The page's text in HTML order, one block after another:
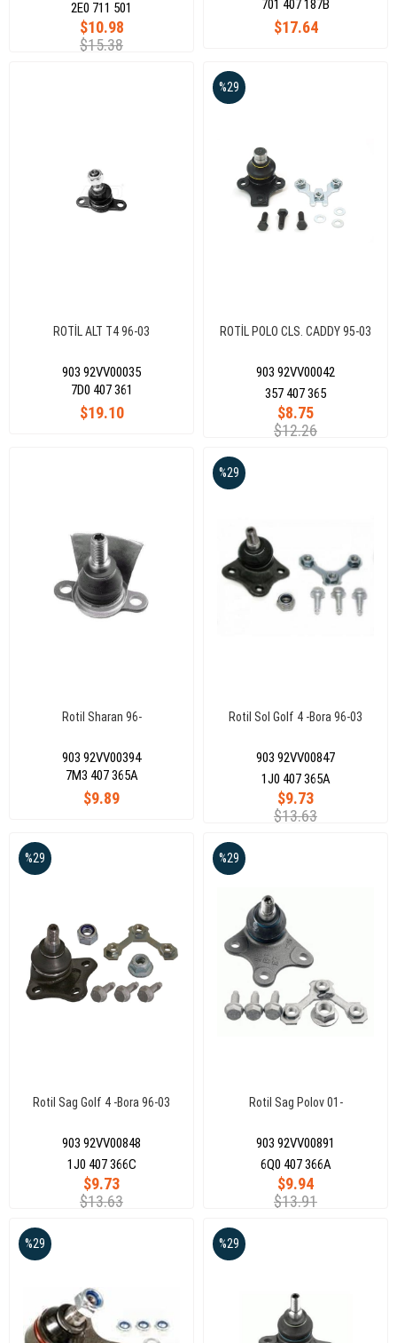
$10.98
$15.38
2E0 711 501
$17.64
701 407 187B
ROTİL ALT T4 96-03
903 92VV00035
$19.10
7D0 407 361
ROTİL POLO CLS. CADDY 95-03
903 92VV00042
$8.75
$12.26
%29
357 407 365
Rotil Sharan 96-
903 92VV00394
$9.89
7M3 407 365A
Rotil Sol Golf 4 -Bora 96-03
903 92VV00847
$9.73
$13.63
%29
1J0 407 365A
Rotil Sag Golf 4 -Bora 96-03
903 92VV00848
$9.73
$13.63
%29
1J0 407 366C
Rotil Sag Polov 01-
903 92VV00891
$9.94
$13.91
%29
6Q0 407 366A
%29 %29